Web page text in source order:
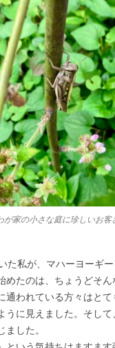
が家の小さな庭に珍しいお客
た私が、マハーヨーギ
たのは、ちょうどそん
通われている方々はと
うに見えました。そし
した。